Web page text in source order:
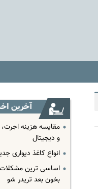
آخرین
مقایسه هزینه
و دیجیتال
انواع کاغذ دیواری
اساسی ترین
بخون بعد تریدر شو